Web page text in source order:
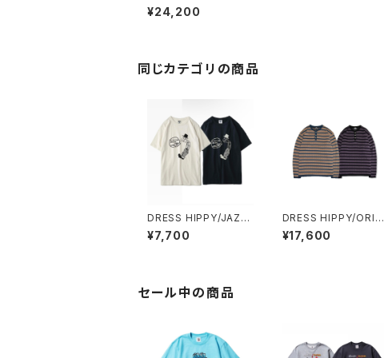
L SURFER BACK PA
NEK SHIRT (S.BLAC
¥24,200
同じカテゴリの商品
DRESS HIPPY/JAZZ
MAN S/S TEE
¥7,700
DRESS HIPPY/ORIE
NTAL BORDER L/S T
EE
¥17,600
セール中の商品